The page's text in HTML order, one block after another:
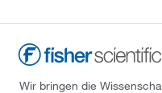
Wir bringen die